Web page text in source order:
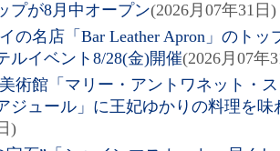
プが8月中オープン(2026月07年31日)
の名店「Bar Leather Apron」のト
ルイベント8/28(金)開催(2026月07年
術館「マリー・アントワネット・
ジュール」に王妃ゆかりの料理を
)